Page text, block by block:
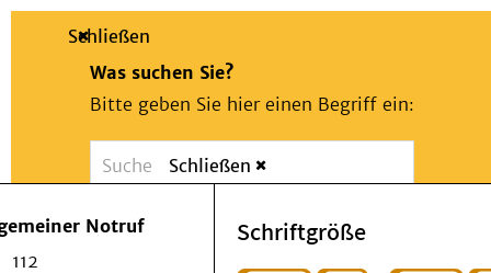
Suche
Schließen
Was suchen Sie?
Bitte geben Sie hier einen Begriff ein:
Suchen
Notfall
Schließen
Notruf
112
Schriftgröße
Patienten & Besucher